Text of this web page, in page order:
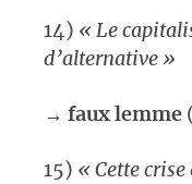
14) « Le
d’alternative »
→ faux lemme
15) « Cette